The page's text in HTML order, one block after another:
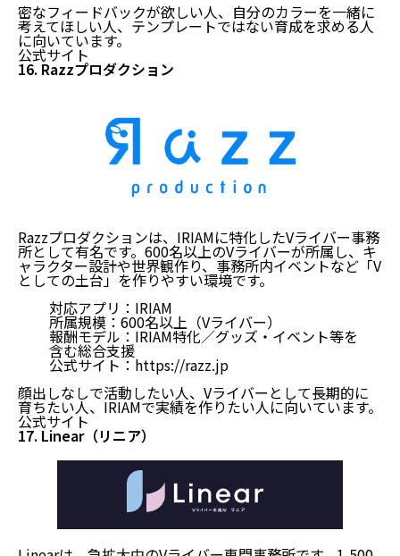
密なフィードバックが欲しい人、自分のカラーを一緒に
考えてほしい人、テンプレートではない育成を求める人
に向いています。
公式サイト
16. Razzプロダクション
Razzプロダクションは、IRIAMに特化したVライバー事務
所として有名です。600名以上のVライバーが所属し、キ
ャラクター設計や世界観作り、事務所内イベントなど「V
としての土台」を作りやすい環境です。
対応アプリ：IRIAM
所属規模：600名以上（Vライバー）
報酬モデル：IRIAM特化／グッズ・イベント等を
含む総合支援
公式サイト：https://razz.jp
顔出しなしで活動したい人、Vライバーとして長期的に
育ちたい人、IRIAMで実績を作りたい人に向いています。
公式サイト
17. Linear（リニア）